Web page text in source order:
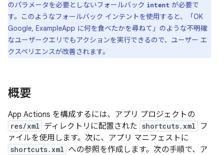
のパラメータを必要としないフォールバック intent が必要で
す。このようなフォールバック インテントを使用すると、「OK
Google, ExampleApp に何を食べたかを尋ねて」 のような不明確
なユーザークエリでもアクションを実行できるので、ユーザー エ
クスペリエンスが改善されます。
概要
App Actions を構成するには、アプリ プロジェクトの
res/xml ディレクトリに配置された shortcuts.xml
フ
ァイルを使用します。次に、アプリ マニフェストに
shortcuts.xml への参照を作成します。次の手順で、ア